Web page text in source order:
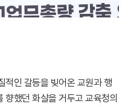
적인 갈등을 빚어온 교원과 행
했던 화살을 거두고 교육청의